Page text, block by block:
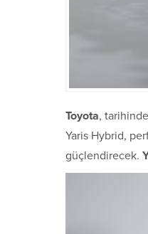
Toyota,
Yaris Hybrid,
güçlendirecek.